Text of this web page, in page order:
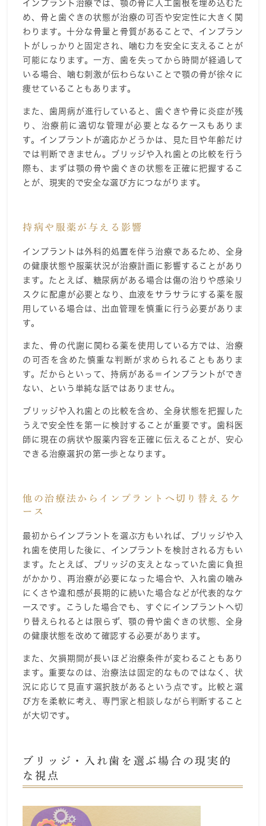
インプラント治療では、顎の骨に人工歯根を埋め込むた
め、骨と歯ぐきの状態が治療の可否や安定性に大きく関
わります。十分な骨量と骨質があることで、インプラン
トがしっかりと固定され、噛む力を安全に支えることが
可能になります。一方、歯を失ってから時間が経過して
いる場合、噛む刺激が伝わらないことで顎の骨が徐々に
痩せていることもあります。
また、歯周病が進行していると、歯ぐきや骨に炎症が残
り、治療前に適切な管理が必要となるケースもありま
す。インプラントが適応かどうかは、見た目や年齢だけ
では判断できません。ブリッジや入れ歯との比較を行う
際も、まずは顎の骨や歯ぐきの状態を正確に把握するこ
とが、現実的で安全な選び方につながります。
持病や服薬が与える影響
インプラントは外科的処置を伴う治療であるため、全身
の健康状態や服薬状況が治療計画に影響することがあり
ます。たとえば、糖尿病がある場合は傷の治りや感染リ
スクに配慮が必要となり、血液をサラサラにする薬を服
用している場合は、出血管理を慎重に行う必要がありま
す。
また、骨の代謝に関わる薬を使用している方では、治療
の可否を含めた慎重な判断が求められることもありま
す。だからといって、持病がある＝インプラントができ
ない、という単純な話ではありません。
ブリッジや入れ歯との比較を含め、全身状態を把握した
うえで安全性を第一に検討することが重要です。歯科医
師に現在の病状や服薬内容を正確に伝えることが、安心
できる治療選択の第一歩となります。
他の治療法からインプラントへ切り替えるケ
ース
最初からインプラントを選ぶ方もいれば、ブリッジや入
れ歯を使用した後に、インプラントを検討される方もい
ます。たとえば、ブリッジの支えとなっていた歯に負担
がかかり、再治療が必要になった場合や、入れ歯の噛み
にくさや違和感が長期的に続いた場合などが代表的なケ
ースです。こうした場合でも、すぐにインプラントへ切
り替えられるとは限らず、顎の骨や歯ぐきの状態、全身
の健康状態を改めて確認する必要があります。
また、欠損期間が長いほど治療条件が変わることもあり
ます。重要なのは、治療法は固定的なものではなく、状
況に応じて見直す選択肢があるという点です。比較と選
び方を柔軟に考え、専門家と相談しながら判断すること
が大切です。
ブリッジ・入れ歯を選ぶ場合の現実的
な視点